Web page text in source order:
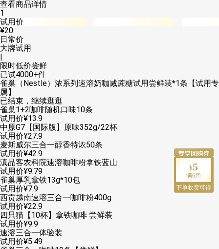
查看商品详情
5
满6用
下单收货可得
1
试用价
¥20
日常价
大牌试用
|
限时低价尝鲜
已试4000+件
雀巢（Nestle）浓系列速溶奶咖减蔗糖试用尝鲜装*1条【试用专
属】
已结束，继续逛逛
雀巢1+2咖啡随机口味10条
试用价¥13.9
中原G7【国际版】原味352g/22杯
试用价¥27.9
麦斯威尔三合一醇香特浓50条
试用价¥42.9
滇品客农科院速溶咖啡粉拿铁蓝山
试用价¥9.79
雀巢厚乳拿铁13g*10包
试用价¥7.9
西贡越南速溶三合一咖啡粉400g
试用价¥22.9
四只猫【10杯】拿铁咖啡 尝鲜装
试用价¥9.9
速溶三合一体验装
试用价¥5.49